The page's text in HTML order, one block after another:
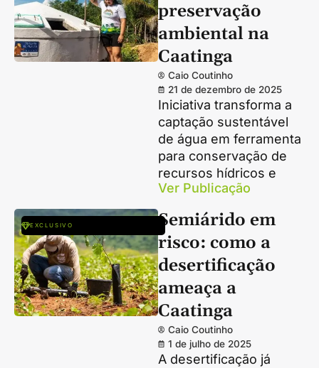
preservação
ambiental na
Caatinga
Caio Coutinho
21 de dezembro de 2025
Iniciativa transforma a
captação sustentável
de água em ferramenta
para conservação de
recursos hídricos e
Ver Publicação
EXCLUSIVO
Semiárido em
risco: como a
desertificação
ameaça a
Caatinga
Caio Coutinho
1 de julho de 2025
A desertificação já